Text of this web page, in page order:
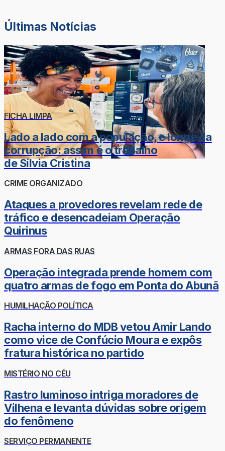
Últimas Notícias
FICHA LIMPA
Lado a lado com a população, e longe da
corrupção: assim é o trabalho
de Sílvia Cristina
CRIME ORGANIZADO
Ataques a provedores revelam rede de
tráfico e desencadeiam Operação
Quirinus
ARMAS FORA DAS RUAS
Operação integrada prende homem com
quatro armas de fogo em Ponta do Abunã
HUMILHAÇÃO POLÍTICA
Racha interno do MDB vetou Amir Lando
como vice de Confúcio Moura e expôs
fratura histórica no partido
MISTÉRIO NO CÉU
Rastro luminoso intriga moradores de
Vilhena e levanta dúvidas sobre origem
do fenômeno
SERVIÇO PERMANENTE